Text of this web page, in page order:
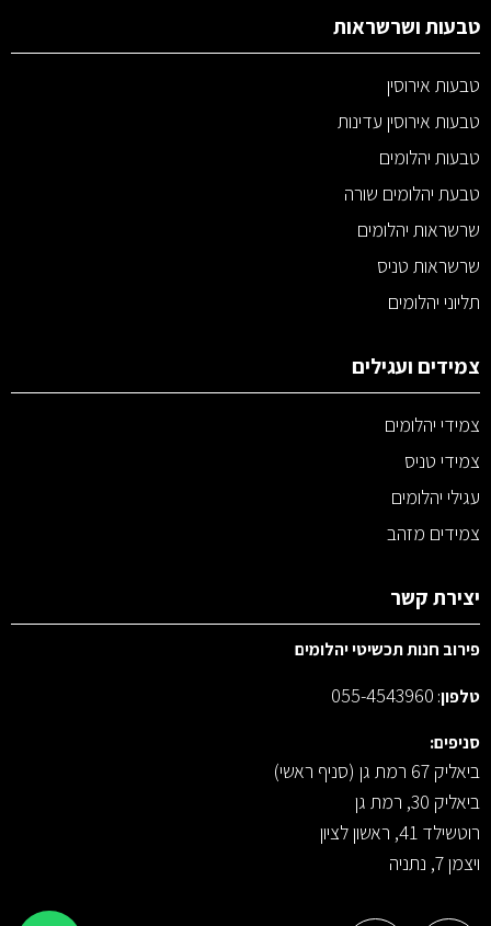
טבעות ושרשראות
טבעות אירוסין
טבעות אירוסין עדינות
טבעות יהלומים
טבעת יהלומים שורה
שרשראות יהלומים
שרשראות טניס
תליוני יהלומים
צמידים ועגילים
צמידי יהלומים
צמידי טניס
עגילי יהלומים
צמידים מזהב
יצירת קשר
פירוב חנות תכשיטי יהלומים
טלפון:
055-4543960
סניפים:
ביאליק 67 רמת גן (סניף ראשי)
ביאליק 30, רמת גן
רוטשילד 41, ראשון לציון
ויצמן 7, נתניה